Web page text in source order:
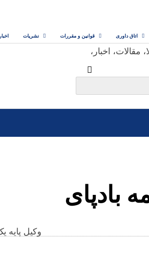
اتاق داوری قوانین و مقررات نشریات اخبار
اخبار،
بادپای
وکیل پایه